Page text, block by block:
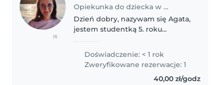
(1)
Opiekunka do dziecka w Poznań
Dzień dobry, nazywam się Agata,
jestem studentką 5. roku
przyjemnością zaopiekuję się
Państwa dzieckiem. Mam
doświadczenie w opiece nad
dziećmi, które zdobyłam..
Doświadczenie: < 1 rok
Zweryfikowane rezerwacje: 1
40,00 zł/godz